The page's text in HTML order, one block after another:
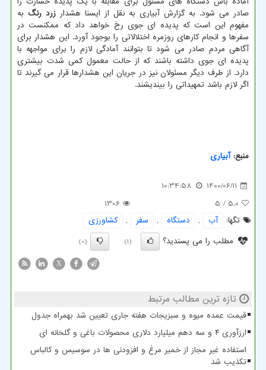
صادر می شود. به گزارش آبیاری به نقل از ایسنا هشدار زرد رنگ به
مفهوم این است که پدیده ای جوی رخ خواهد داد که ممکنست در
سفرها و انجام کارهای روزمره اختلالاتی را بوجود آورد. این هشدار برای
آگاهی مردم صادر می شود تا بتوانند آمادگی لازم را برای مواجهه با
پدیده ای جوی داشته باشند که از حالت معمول کمی شدت بیشتری
دارد. از طرف دیگر مسئولان نیز در جریان این هشدارها قرار می گیرند تا
اگر لازم باشد تمهیداتی را بیندیشند.
منبع:آبیاری
1400/06/11
10:34:58
5.0
/ 5
1306
تگها:
آب , دستگاه , سفر ,
كشاورزی
مطلب را می پسندید؟
(1)
(0)
X
تازه ترین مطالب مرتبط
قیمت عمده میوه و سبزیجات هفته جاری تعیین شد بهمراه جدول
ارزآوری ۴ و سه دهم میلیارد دلاری محصولات باغی و گلخانه ای
استفاده غیر مجاز از خمیر مرغ و افزودنی ها در سوسیس و کالباس
تکذیب شد